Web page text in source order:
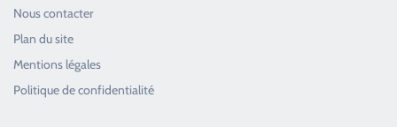
Nous contacter
Plan du site
Mentions légales
Politique de confidentialité
Toujours heureux d'aider les passionnés